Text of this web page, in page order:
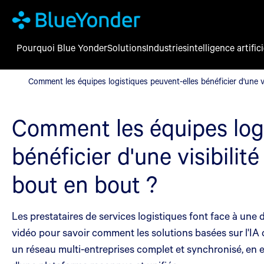
Comment les équipes logistiques peuvent-elles bénéficier
Pourquoi Blue YonderSolutionsIndustriesintelligence
Comment les équipes logistiques peuvent-elles bénéficier
Comment les équipes
bénéficier d'une
bout en bout ?
Les prestataires de services logistiques font face à
vidéo pour savoir comment les solutions basées sur
un réseau multi-entreprises complet et synchronisé,